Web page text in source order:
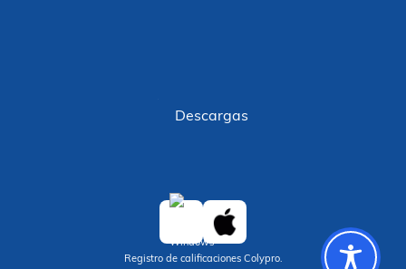
Descargas
Registro de calificaciones Colypro.